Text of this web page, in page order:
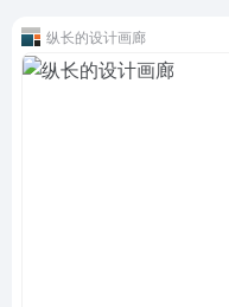
纵长的设计画廊